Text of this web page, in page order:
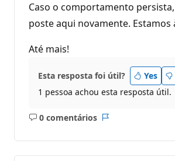
Caso o comportamento
poste aqui novamente. Estamos
Até mais!
Esta resposta foi útil? Yes
1 pessoa achou esta resposta útil.
0 comentários
Sem